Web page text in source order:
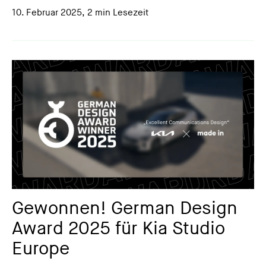
10. Februar 2025, 2 min Lesezeit
Gewonnen! German Design
Award 2025 für Kia Studio
Europe